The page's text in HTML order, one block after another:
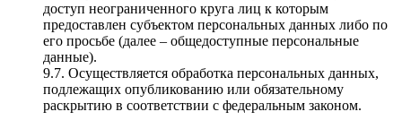
доступ неограниченного круга лиц к которым
предоставлен субъектом персональных данных либо по
его просьбе (далее – общедоступные персональные
данные).
9.7. Осуществляется обработка персональных данных,
подлежащих опубликованию или обязательному
раскрытию в соответствии с федеральным законом.